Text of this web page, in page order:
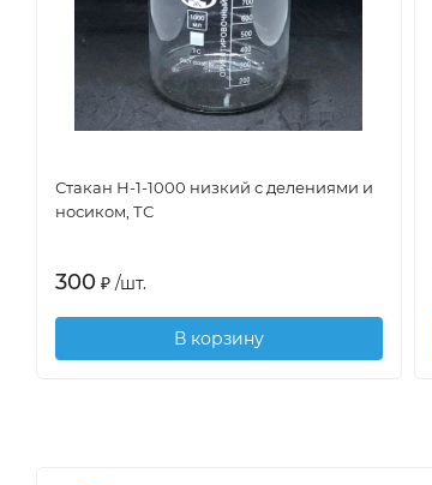
Стакан Н-1-1000 низкий с делениями и
носиком, ТС
300 ₽ /шт.
В корзину